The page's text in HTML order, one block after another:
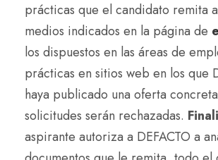
prácticas que el candidato remita
medios indicados en la página de
los dispuestos en las áreas de
prácticas en sitios web en los que
haya publicado una oferta
solicitudes serán rechazadas.
aspirante autoriza a DEFACTO a